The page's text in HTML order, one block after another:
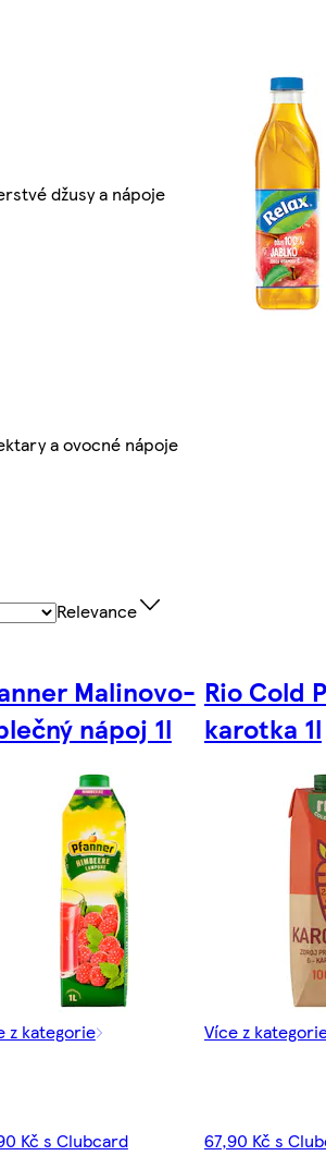
džusy a nápoje
a ovocné nápoje
Relevance
Malinovo-
nápoj 1l
z kategorie
Kč s Clubcard
Rio Cold
karotka 1l
Více z
67,90 Kč s